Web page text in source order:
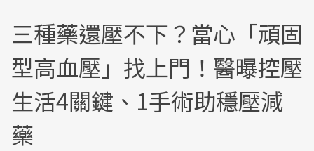
三種藥還壓不下？當心「頑固
型高血壓」找上門！醫曝控壓
生活4關鍵、1手術助穩壓減
藥